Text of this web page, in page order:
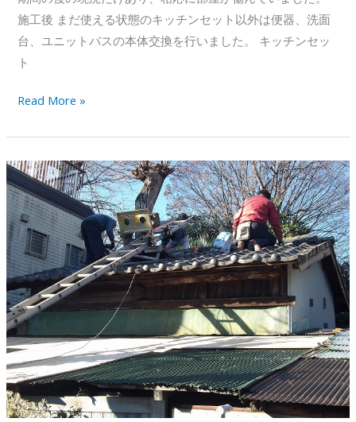
施工後 まだ使える状態のキッチンセット以外は便器、洗面
台、ユニットバスの本体交換を行いました。 キッチンセッ
ト
入
期
間
３
０
年
の
原
状
回
復
Read More »